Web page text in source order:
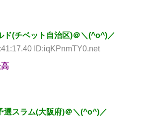
ド(チベット自治区)＠＼(^o^)／
ID:iqKPnmTY0.net
選スラム(大阪府)＠＼(^o^)／